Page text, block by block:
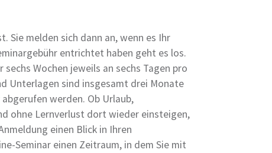
Sie melden sich dann an, wenn es Ihr
entrichtet haben geht es los.
Wochen jeweils an sechs Tagen pro
Unterlagen sind insgesamt drei Monate
werden. Ob Urlaub,
ohne Lernverlust dort wieder einsteigen,
einen Blick in Ihren
Seminar einen Zeitraum, in dem Sie mit